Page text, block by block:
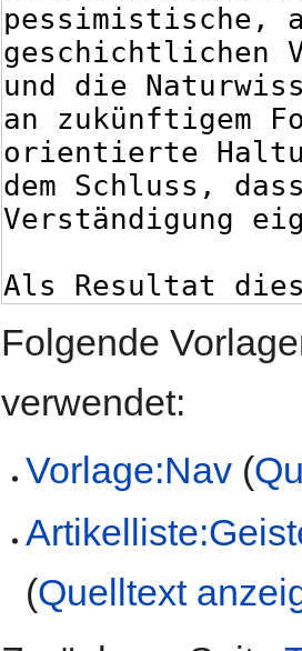
Folgende
verwendet:
Vorlage:Nav (
(Quelltext